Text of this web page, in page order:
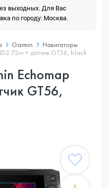
выходных. Для Вас
по городу: Москва.
Garmin
Навигаторы
72sv + датчик GT56, black
Echomap
GT56,